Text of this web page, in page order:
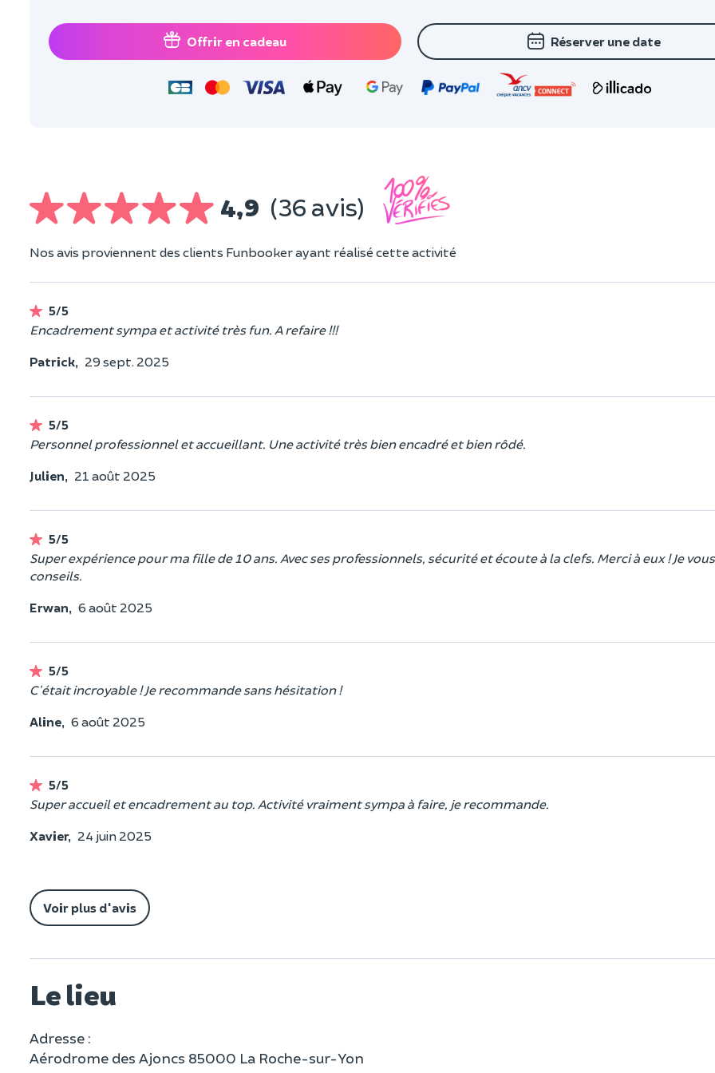
Offrir en cadeau Réserver une date
4,9 (36 avis)
Nos avis proviennent des clients Funbooker ayant réalisé cette activité
5/5
Encadrement sympa et activité très fun. A refaire !!!
Patrick, 29 sept. 2025
5/5
Personnel professionnel et accueillant. Une activité très bien encadré et bien rôdé.
Julien, 21 août 2025
5/5
Super expérience pour ma fille de 10 ans. Avec ses professionnels, sécurité et écoute à la clefs. Merci à eux ! Je
conseils.
Erwan, 6 août 2025
5/5
C'était incroyable ! Je recommande sans hésitation !
Aline, 6 août 2025
5/5
Super accueil et encadrement au top. Activité vraiment sympa à faire, je recommande.
Xavier, 24 juin 2025
Voir plus d'avis
Le lieu
Adresse :
Aérodrome des Ajoncs 85000 La Roche-sur-Yon